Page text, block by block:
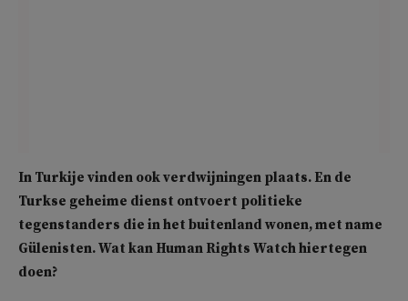
In Turkije vinden ook verdwijningen plaats. En de
Turkse geheime dienst ontvoert politieke
tegenstanders die in het buitenland wonen, met name
Gülenisten. Wat kan Human Rights Watch hiertegen
doen?